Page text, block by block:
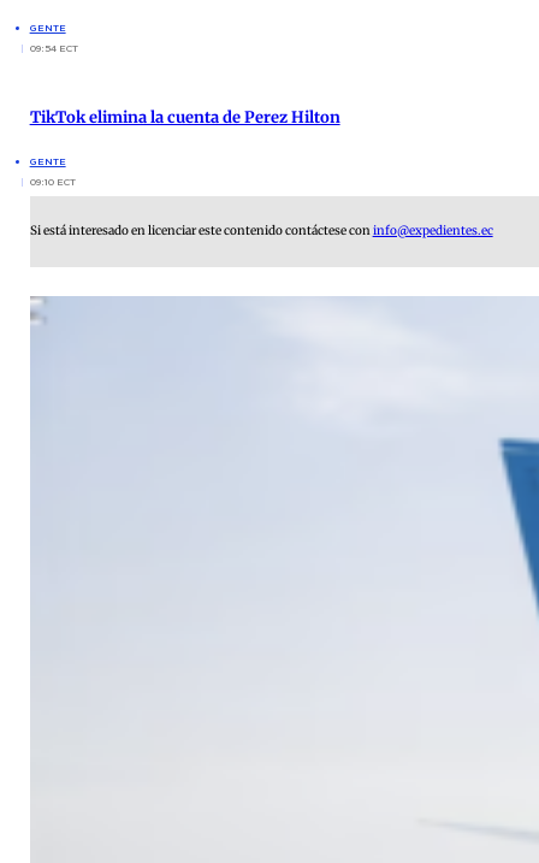
GENTE
09:54 ECT
TikTok elimina la cuenta de Perez Hilton
GENTE
09:10 ECT
Si está interesado en licenciar este contenido contáctese coninfo@expedientes.ec